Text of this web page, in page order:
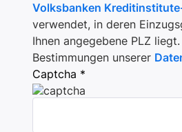
Volksbanken
verwendet, in deren
Ihnen angegebene PLZ
Bestimmungen unserer
Captcha *